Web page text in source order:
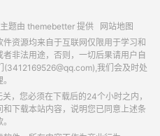
题由 themebetter提供
网站地图
资源均来自于互联网仅限用于学习和
非法用途，否则，一切后果请用户自
(3412169526@qq.com),我们会及时处
，您必须在下载后的24个小时之内，
下载本站内容，说明您已同意上述条